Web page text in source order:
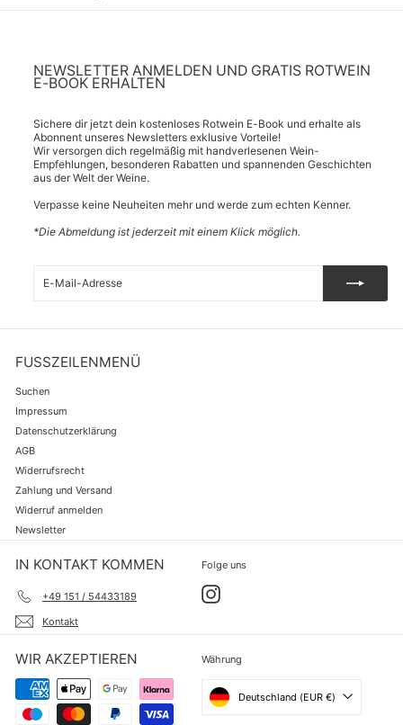
NEWSLETTER ANMELDEN UND GRATIS ROTWEIN
E-BOOK ERHALTEN
Sichere dir jetzt dein kostenloses Rotwein E-Book und erhalte als
Abonnent unseres Newsletters exklusive Vorteile!
Wir versorgen dich regelmäßig mit handverlesenen Wein-
Empfehlungen, besonderen Rabatten und spannenden Geschichten
aus der Welt der Weine.
Verpasse keine Neuheiten mehr und werde zum echten Kenner.
*Die Abmeldung ist jederzeit mit einem Klick möglich.
Mail-
FUSSZEILENMENÜ
Suchen
Impressum
Datenschutzerklärung
AGB
Widerrufsrecht
Zahlung und Versand
Widerruf anmelden
Newsletter
IN KONTAKT KOMMEN
+49 151 / 54433189
Kontakt
Folge uns
Instagram
WIR AKZEPTIEREN Währung
Deutschland (EUR €)